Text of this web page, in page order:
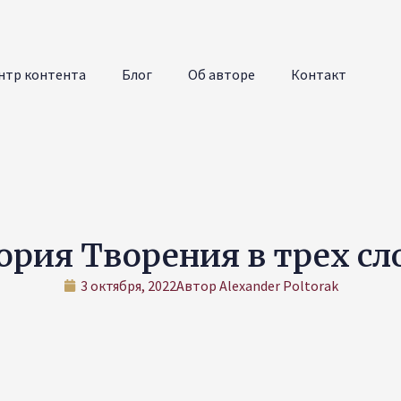
контента Блог Об авторе Контакт
Творения в трех
3 октября, 2022Автор Alexander Poltorak